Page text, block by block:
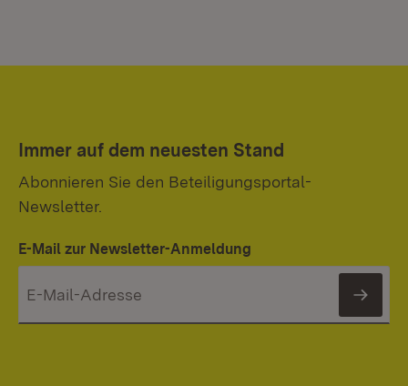
Immer auf dem neuesten Stand
Abonnieren Sie den Beteiligungsportal-
Newsletter.
E-Mail zur Newsletter-Anmeldung